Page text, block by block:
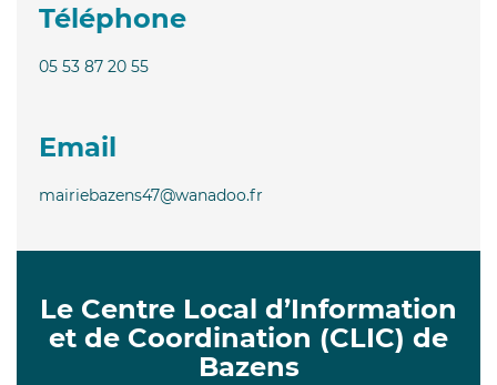
Téléphone
05 53 87 20 55
Email
mairiebazens47@wanadoo.fr
Le Centre Local d’Information
et de Coordination (CLIC) de
Bazens